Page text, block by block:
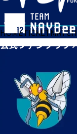
HOMETICKETMATCH